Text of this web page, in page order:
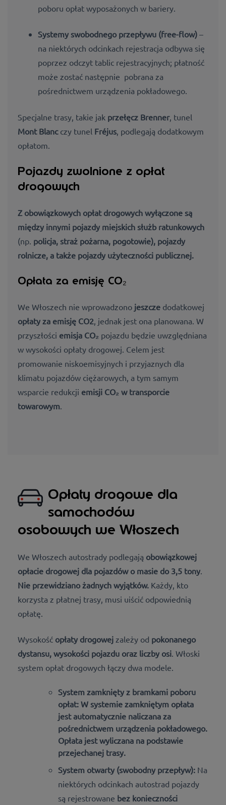
poboru opłat wyposażonych w bariery.
Systemy swobodnego przepływu (free-flow) –
na niektórych odcinkach rejestracja odbywa się
poprzez odczyt tablic rejestracyjnych; płatność
może zostać następnie pobrana za
pośrednictwem urządzenia pokładowego.
Specjalne trasy, takie jak przełęcz Brenner, tunel
Mont Blancczy tunel Fréjus , podlegają dodatkowym
opłatom.
Pojazdy zwolnione z opłat
drogowych
Z obowiązkowych opłat drogowych wyłączone są
między innymi pojazdy miejskich służb ratunkowych
(np. policja, straż pożarna, pogotowie), pojazdy
rolnicze, a także pojazdy użyteczności publicznej.
Opłata za emisję CO₂
We Włoszech nie wprowadzono jeszcze dodatkowej
opłaty za emisję CO2, jednak jest ona planowana. W
przyszłości emisja CO₂ pojazdu będzie uwzględniana
w wysokości opłaty drogowej. Celem jest
promowanie niskoemisyjnych i przyjaznych dla
klimatu pojazdów ciężarowych, a tym samym
wsparcie redukcji emisji CO₂ w transporcie
towarowym.
Opłaty drogowe dla
samochodów
osobowych we Włoszech
We Włoszech autostrady podlegają obowiązkowej
opłacie drogowej dla pojazdów o masie do 3,5 tony.
Nie przewidziano żadnych wyjątków. Każdy, kto
korzysta z płatnej trasy, musi uiścić odpowiednią
opłatę.
Wysokość opłaty drogowej zależy od pokonanego
dystansu, wysokości pojazdu oraz liczby osi . Włoski
system opłat drogowych łączy dwa modele.
System zamknięty z bramkami poboru
opłat: W systemie zamkniętym opłata
jest automatycznie naliczana za
pośrednictwem urządzenia pokładowego.
Opłata jest wyliczana na podstawie
przejechanej trasy.
System otwarty (swobodny przepływ): Na
niektórych odcinkach autostrad pojazdy
są rejestrowane bez konieczności